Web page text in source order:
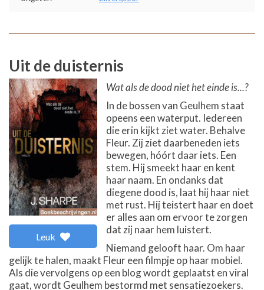
Uit de duisternis
Leuk
Wat als de dood niet het einde is...?
In de bossen van Geulhem staat
opeens een waterput. Iedereen
die erin kijkt ziet water. Behalve
Fleur. Zij ziet daarbeneden iets
bewegen, hóórt daar iets. Een
stem. Hij smeekt haar en kent
haar naam. En ondanks dat
diegene dood is, laat hij haar niet
met rust. Hij teistert haar en doet
er alles aan om ervoor te zorgen
dat zij naar hem luistert.
Niemand gelooft haar. Om haar
gelijk te halen, maakt Fleur een filmpje op haar mobiel.
Als die vervolgens op een blog wordt geplaatst en viral
gaat, wordt Geulhem bestormd met sensatiezoekers.